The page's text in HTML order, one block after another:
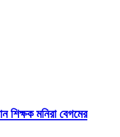
শিক্ষক মনিরা বেগমের